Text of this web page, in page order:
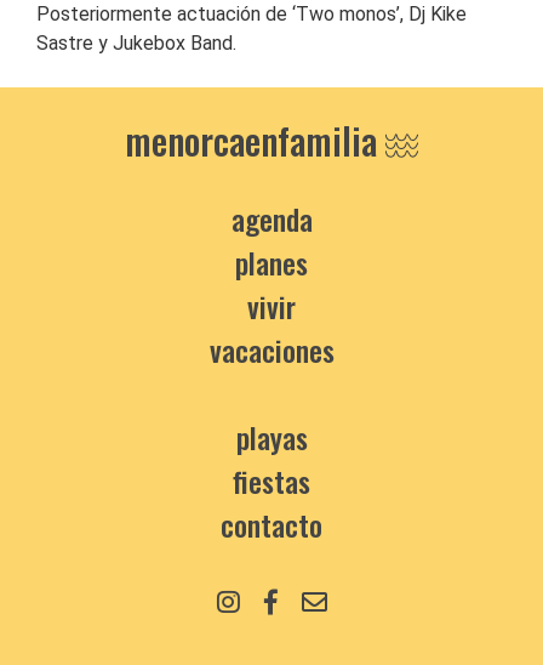
Posteriormente actuación de ‘Two monos’, Dj Kike
Sastre y Jukebox Band.
menorcaenfamilia
agenda
planes
vivir
vacaciones
playas
fiestas
contacto